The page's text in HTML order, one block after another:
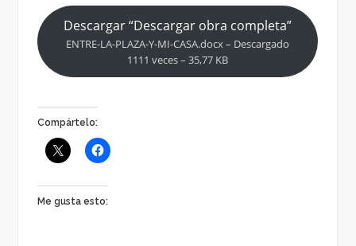
Descargar “Descargar obra completa”
ENTRE-LA-PLAZA-Y-MI-CASA.docx – Descargado
1111 veces – 35,77 KB
Compártelo:
Me gusta esto: